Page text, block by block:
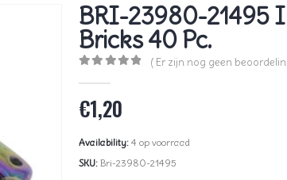
BRI-23980-21495
Bricks 40 Pc.
( Er zijn nog geen
€1,20
Availability: 4 op voorraad
SKU: Bri-23980-21495